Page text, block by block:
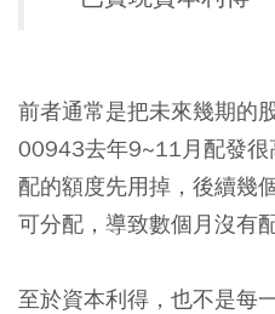
前者通常是把未來幾期的
00943去年9~11月配發很
配的額度先用掉，後續幾
可分配，導致數個月沒有配
至於資本利得，也不是每